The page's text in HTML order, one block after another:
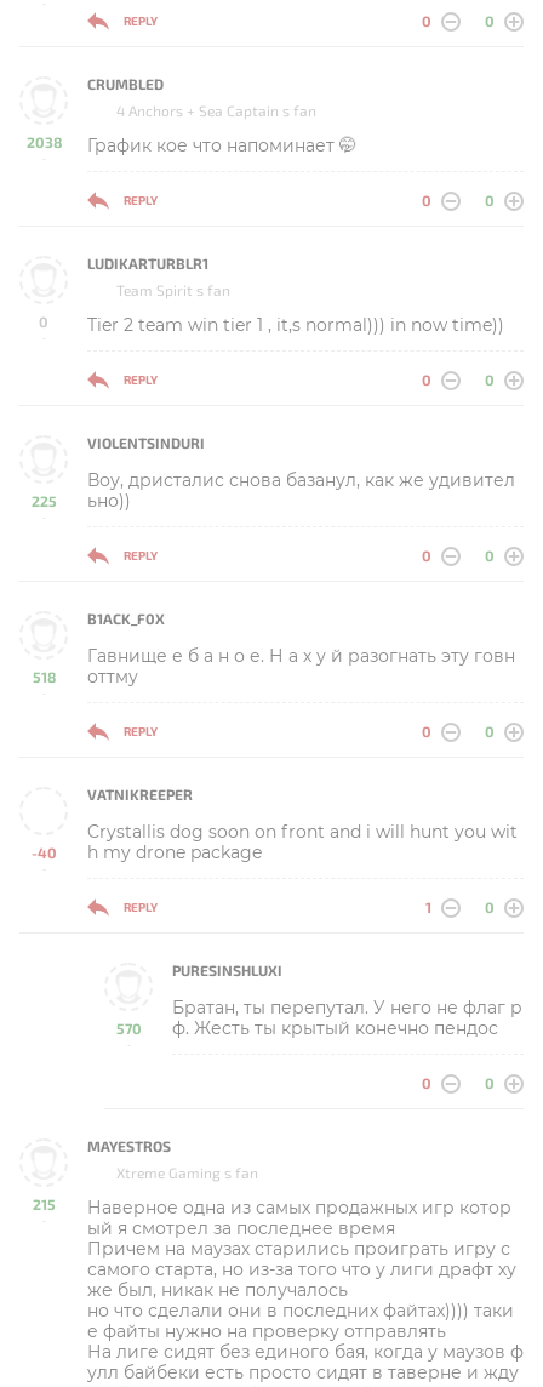
-
REPLY 0 0
2038
-
CRUMBLED
4 Anchors + Sea Captain s fan
График кое что напоминает 🤭
REPLY 0 0
0
-
LUDIKARTURBLR1
Team Spirit s fan
Tier 2 team win tier 1 , it,s normal))) in now time))
REPLY 0 0
225
-
VIOLENTSINDURI
Воу, дристалис снова базанул, как же удивител
ьно))
REPLY 0 0
518
-
B1ACK_F0X
Гавнище е б а н о е. Н а х у й разогнать эту говн
оттму
REPLY 0 0
-40
-
VATNIKREEPER
Crystallis dog soon on front and i will hunt you wit
h my drone package
REPLY 1 0
570
-
PURESINSHLUXI
Братан, ты перепутал. У него не флаг р
ф. Жесть ты крытый конечно пендос
0 0
215
-
MAYESTROS
Xtreme Gaming s fan
Наверное одна из самых продажных игр котор
ый я смотрел за последнее время
Причем на маузах старились проиграть игру с
самого старта, но из-за того что у лиги драфт ху
же был, никак не получалось
но что сделали они в последних файтах)))) таки
е файты нужно на проверку отправлять
На лиге сидят без единого бая, когда у маузов ф
улл байбеки есть просто сидят в таверне и жду